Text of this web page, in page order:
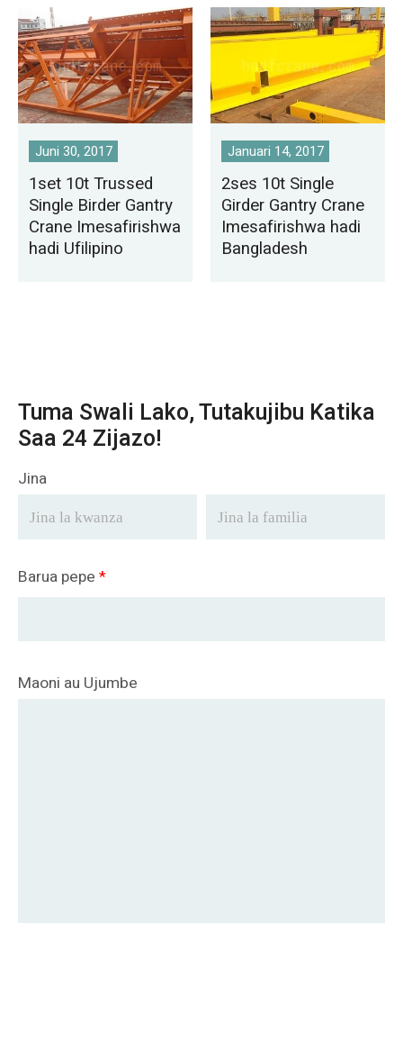
Juni 30, 2017
1set 10t Trussed
Single Birder Gantry
Crane Imesafirishwa
hadi Ufilipino
Januari 14, 2017
2ses 10t Single
Girder Gantry Crane
Imesafirishwa hadi
Bangladesh
Tuma Swali Lako, Tutakujibu Katika
Saa 24 Zijazo!
Jina
Barua pepe *
Maoni au Ujumbe